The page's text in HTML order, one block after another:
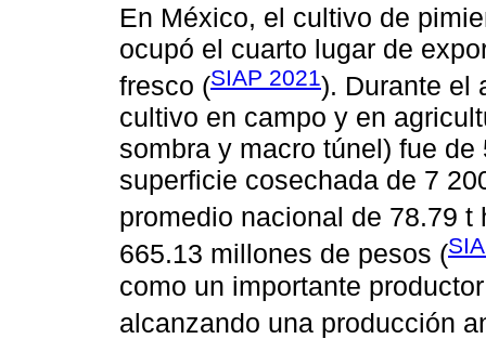
En México, el cultivo de
ocupó el cuarto lugar de
fresco (SIAP 2021). Durante el
cultivo en campo y en
sombra y macro túnel) fue
superficie cosechada de 7
promedio nacional de 78.79 t
665.13 millones de pesos (
como un importante
alcanzando una producción